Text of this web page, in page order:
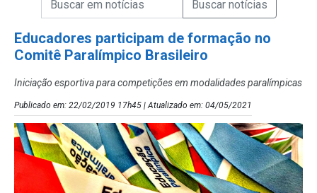
Educadores participam de formação no
Comitê Paralímpico Brasileiro
Iniciação esportiva para competições em modalidades paralímpicas
Publicado em: 22/02/2019 17h45 | Atualizado em: 04/05/2021